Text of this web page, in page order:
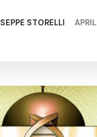
preparate, si
gamma di
STORELLI